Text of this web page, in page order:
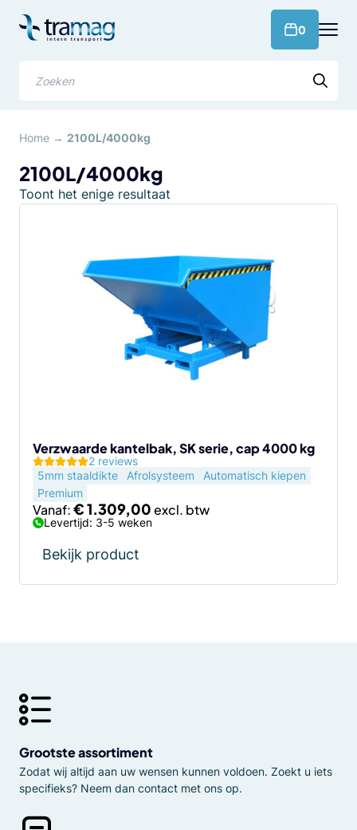
naar
0
Home → 2100L/4000kg
2100L/4000kg
Toont het enige resultaat
Verzwaarde kantelbak, SK serie, cap 4000 kg
2 reviews
5mm staaldikte
Afrolsysteem
Automatisch kiepen
Premium
Vanaf:€1.309,00
Levertijd: 3-5 weken
Bekijk product
de
productpagina
Grootste assortiment
Zodat wij altijd aan uw wensen kunnen voldoen. Zoekt u iets
specifieks? Neem dan contact met ons op.